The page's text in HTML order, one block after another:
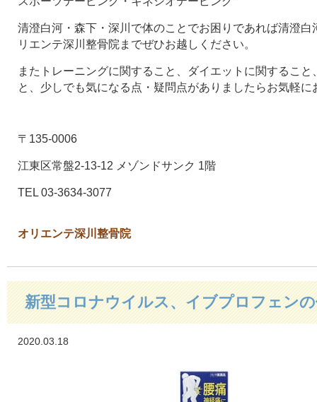
清澄白河・森下・深川で体のことでお困りであれば清澄
リエンテ深川整骨院までぜひお越しください。
またトレーニングに関すること、ダイエットに関するこ
と、少しでも気になる点・疑問点がありましたらお気軽に
〒135-0006
江東区常盤2-13-12 メゾンドサンク 1階
TEL 03-3634-3077
オリエンテ深川整骨院
新型コロナウイルス、イブプロフェン
2020.03.18